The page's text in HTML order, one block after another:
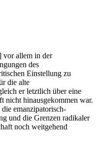
vor allem in der
des
Einstellung zu
die alte
er letztlich über eine
nicht hinausgekommen war.
emanzipatorisch-
und die Grenzen radikaler
noch weitgehend